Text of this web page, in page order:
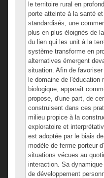
le territoire rural en
porte atteinte à la santé
standardisés, une
plus en plus éloignés de
du lien qui les unit à la
système transforme en
alternatives émergent
situation. Afin de
le domaine de
biologique, apparaît
propose, d'une part, de
construisent dans ces
milieu propice à la
exploratoire et
est adoptée par le biais
modèle de ferme porteur
situations vécues au
interaction. Sa
de développement